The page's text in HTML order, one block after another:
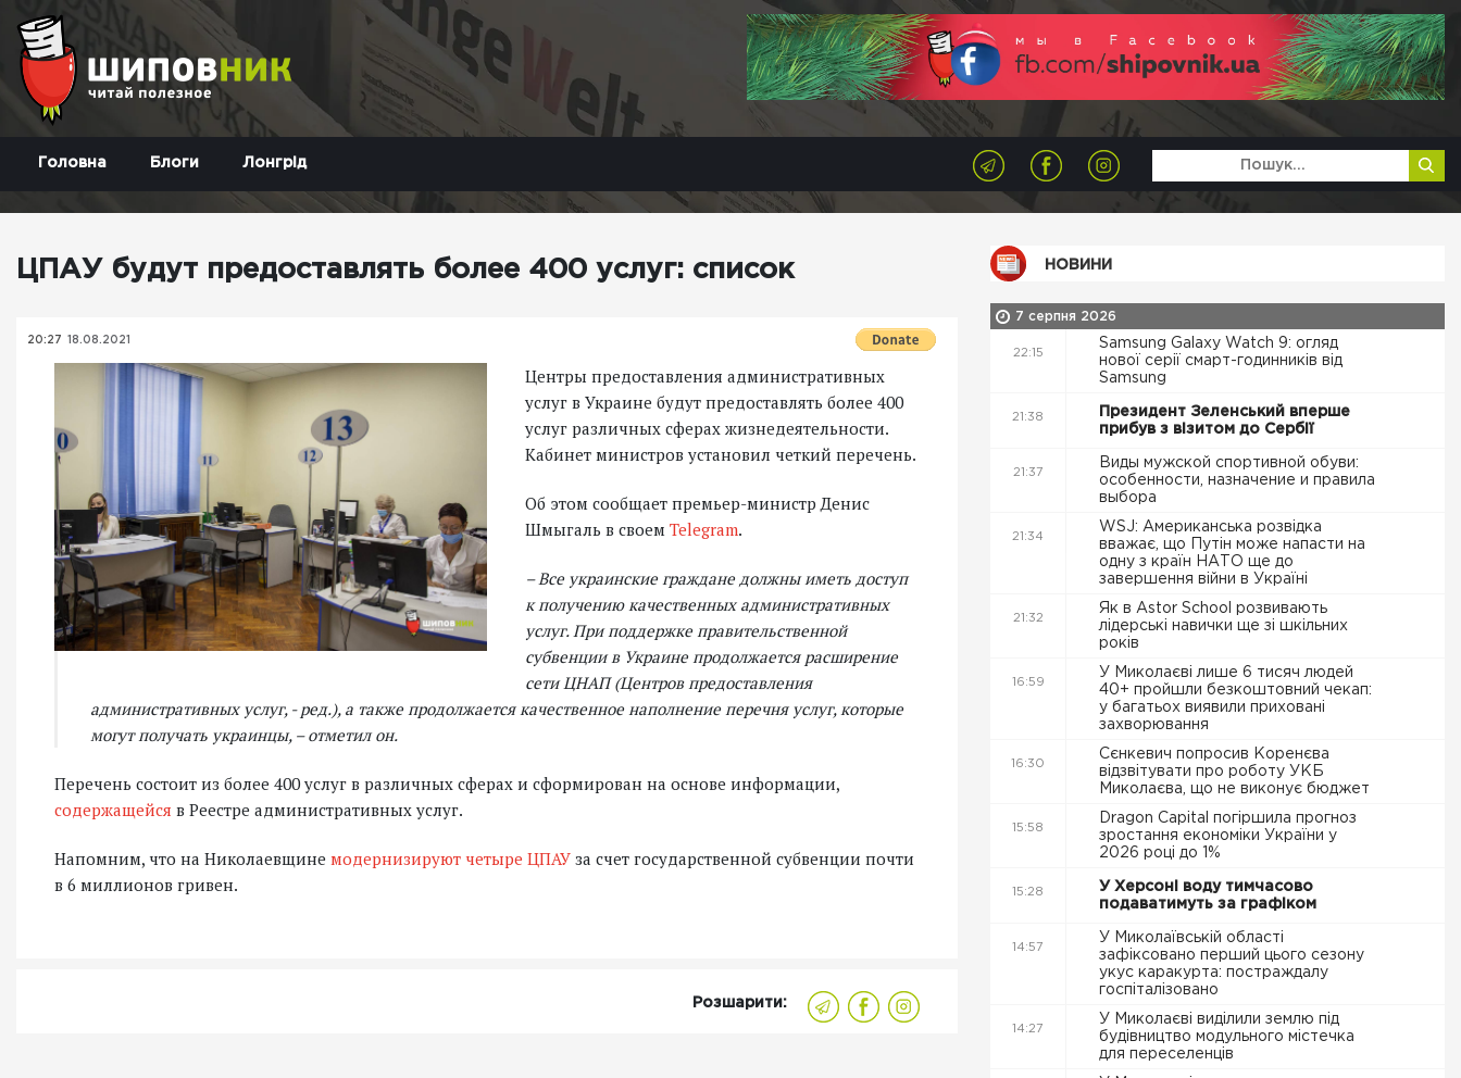
Головна Блоги Лонгрід
ЦПАУ будут предоставлять более 400 услуг: список
20:27 18.08.2021
Центры предоставления административных
услуг в Украине будут предоставлять более 400
услуг различных сферах жизнедеятельности.
Кабинет министров установил четкий перечень.
Об этом сообщает премьер-министр Денис
Шмыгаль в своем Telegram.
– Все украинские граждане должны иметь доступ
к получению качественных административных
услуг. При поддержке правительственной
субвенции в Украине продолжается расширение
сети ЦНАП (Центров предоставления
административных услуг, - ред.), а также продолжается качественное наполнение перечня услуг, которые
могут получать украинцы, – отметил он.
Перечень состоит из более 400 услуг в различных сферах и сформирован на основе информации,
содержащейся в Реестре административных услуг.
Напомним, что на Николаевщине модернизируют четыре ЦПАУ за счет государственной субвенции почти
в 6 миллионов гривен.
Розшарити:
НОВИНИ
7 серпня 2026
22:15
Samsung Galaxy Watch 9: огляд
нової серії смарт-годинників від
Samsung
21:38
Президент Зеленський вперше
прибув з візитом до Сербії
21:37
Виды мужской спортивной обуви:
особенности, назначение и правила
выбора
21:34
WSJ: Американська розвідка
вважає, що Путін може напасти на
одну з країн НАТО ще до
завершення війни в Україні
21:32
Як в Astor School розвивають
лідерські навички ще зі шкільних
років
16:59
У Миколаєві лише 6 тисяч людей
40+ пройшли безкоштовний чекап:
у багатьох виявили приховані
захворювання
16:30
Сєнкевич попросив Коренєва
відзвітувати про роботу УКБ
Миколаєва, що не виконує бюджет
15:58
Dragon Capital погіршила прогноз
зростання економіки України у
2026 році до 1%
15:28
У Херсоні воду тимчасово
подаватимуть за графіком
14:57
У Миколаївській області
зафіксовано перший цього сезону
укус каракурта: постраждалу
госпіталізовано
14:27
У Миколаєві виділили землю під
будівництво модульного містечка
для переселенців